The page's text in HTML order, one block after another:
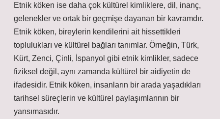
Etnik köken ise daha çok kültürel kimliklere, dil, inanç,
gelenekler ve ortak bir geçmişe dayanan bir kavramdır.
Etnik köken, bireylerin kendilerini ait hissettikleri
toplulukları ve kültürel bağları tanımlar. Örneğin, Türk,
Kürt, Zenci, Çinli, İspanyol gibi etnik kimlikler, sadece
fiziksel değil, aynı zamanda kültürel bir aidiyetin de
ifadesidir. Etnik köken, insanların bir arada yaşadıkları
tarihsel süreçlerin ve kültürel paylaşımlarının bir
yansımasıdır.